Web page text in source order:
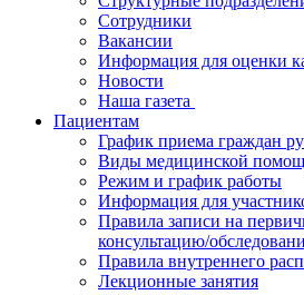
Сотрудники
Вакансии
Информация для оценки
Новости
​​Наша газета
Пациентам
График приема граждан
Виды медицинской
Режим и график работы
Информация для
Правила записи на
консультацию/
Правила внутреннего
Лекционные занятия